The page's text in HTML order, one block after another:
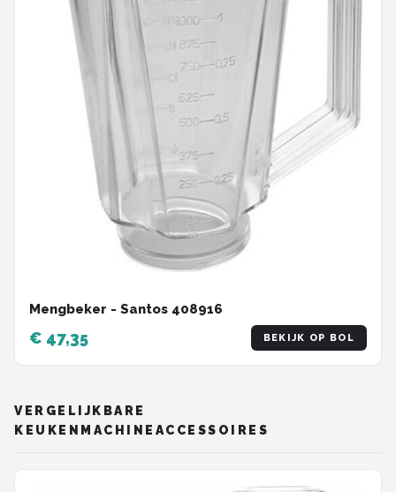
Mengbeker - Santos 408916
€ 47,35 BEKIJK OP BOL
VERGELIJKBARE
KEUKENMACHINEACCESSOIRES